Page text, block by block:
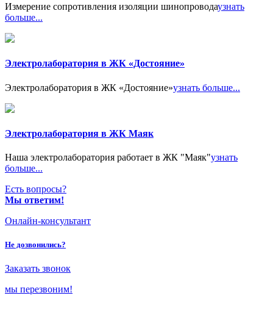
Измерение сопротивления изоляции шинопроводаузнать
больше...
Электролаборатория в ЖК «Достояние»
Электролаборатория в ЖК «Достояние»узнать больше...
Электролаборатория в ЖК Маяк
Наша электролаборатория работает в ЖК "Маяк"узнать
больше...
Есть вопросы?
Мы ответим!
Онлайн-консультант
Не дозвонились?
Заказать звонок
мы перезвоним!